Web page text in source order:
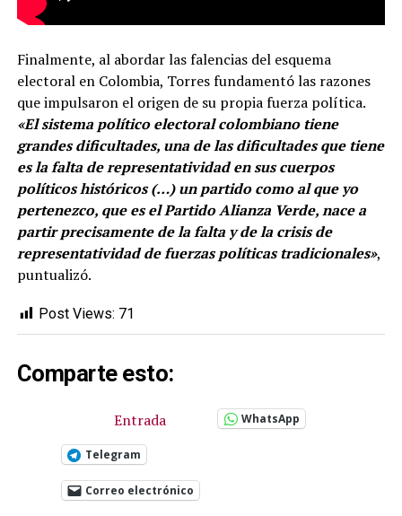
Finalmente, al abordar las falencias del esquema
electoral en Colombia, Torres fundamentó las razones
que impulsaron el origen de su propia fuerza política.
«El sistema político electoral colombiano tiene
grandes dificultades, una de las dificultades que tiene
es la falta de representatividad en sus cuerpos
políticos históricos (…) un partido como al que yo
pertenezco, que es el Partido Alianza Verde, nace a
partir precisamente de la falta y de la crisis de
representatividad de fuerzas políticas tradicionales»,
puntualizó.
Post Views: 71
Comparte esto:
Entrada WhatsApp
Telegram
Correo electrónico